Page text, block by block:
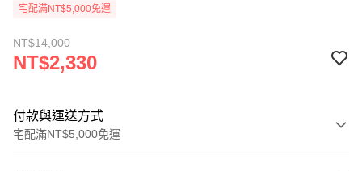
宅配滿NT$5,000免運
NT$14,000
NT$2,330
付款與運送方式
宅配滿NT$5,000免運